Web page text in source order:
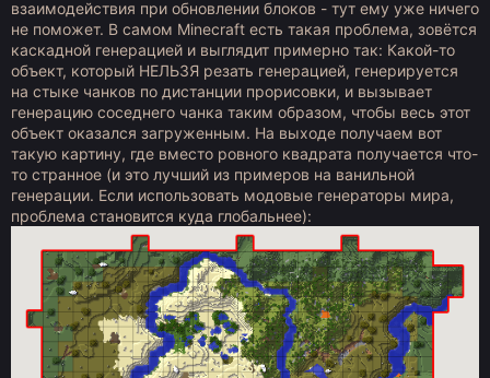
взаимодействия при обновлении блоков - тут ему уже ничего
не поможет. В самом Minecraft есть такая проблема, зовётся
каскадной генерацией и выглядит примерно так: Какой-то
объект, который НЕЛЬЗЯ резать генерацией, генерируется
на стыке чанков по дистанции прорисовки, и вызывает
генерацию соседнего чанка таким образом, чтобы весь этот
объект оказался загруженным. На выходе получаем вот
такую картину, где вместо ровного квадрата получается что-
то странное (и это лучший из примеров на ванильной
генерации. Если использовать модовые генераторы мира,
проблема становится куда глобальнее):